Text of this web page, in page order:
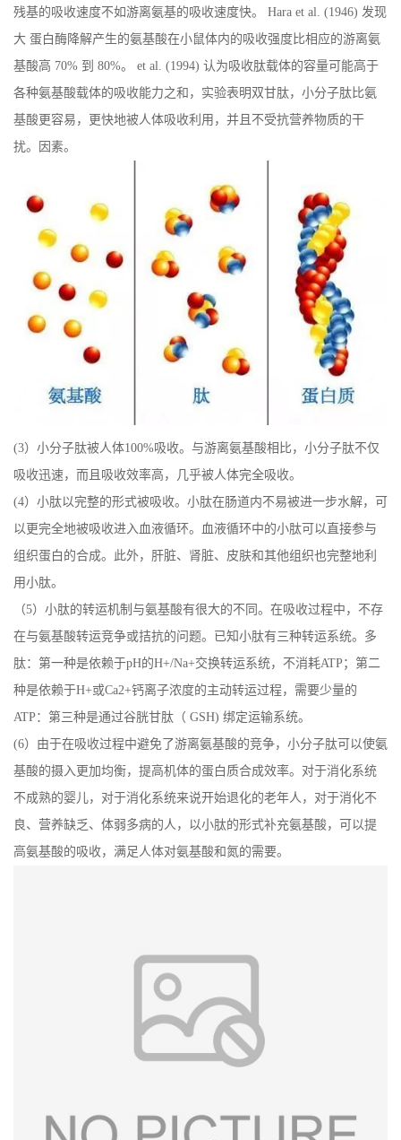
残基的吸收速度不如游离氨基的吸收速度快。 Hara et al. (1946) 发现
大 蛋白酶降解产生的氨基酸在小鼠体内的吸收强度比相应的游离氨
基酸高 70% 到 80%。 et al. (1994) 认为吸收肽载体的容量可能高于
各种氨基酸载体的吸收能力之和，实验表明双甘肽，小分子肽比氨
基酸更容易，更快地被人体吸收利用，并且不受抗营养物质的干
扰。因素。
(3）小分子肽被人体100%吸收。与游离氨基酸相比，小分子肽不仅
吸收迅速，而且吸收效率高，几乎被人体完全吸收。
(4）小肽以完整的形式被吸收。小肽在肠道内不易被进一步水解，可
以更完全地被吸收进入血液循环。血液循环中的小肽可以直接参与
组织蛋白的合成。此外，肝脏、肾脏、皮肤和其他组织也完整地利
用小肽。
（5）小肽的转运机制与氨基酸有很大的不同。在吸收过程中，不存
在与氨基酸转运竞争或拮抗的问题。已知小肽有三种转运系统。多
肽：第一种是依赖于pH的H+/Na+交换转运系统，不消耗ATP；第二
种是依赖于H+或Ca2+钙离子浓度的主动转运过程，需要少量的
ATP：第三种是通过谷胱甘肽（ GSH) 绑定运输系统。
(6）由于在吸收过程中避免了游离氨基酸的竞争，小分子肽可以使氨
基酸的摄入更加均衡，提高机体的蛋白质合成效率。对于消化系统
不成熟的婴儿，对于消化系统来说开始退化的老年人，对于消化不
良、营养缺乏、体弱多病的人，以小肽的形式补充氨基酸，可以提
高氨基酸的吸收，满足人体对氨基酸和氮的需要。